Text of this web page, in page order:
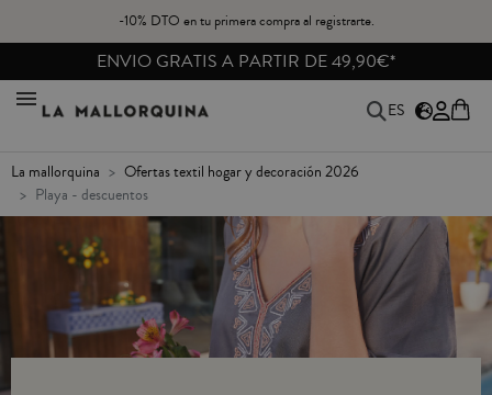
-10% DTO en tu primera compra al registrarte.
ENVIO GRATIS A PARTIR DE 49,90€*
ES
la mallorquina
ofertas textil hogar y decoración 2026
playa - descuentos